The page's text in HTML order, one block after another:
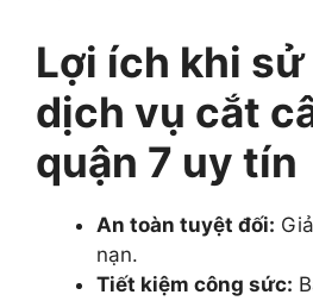
Lợi ích khi
dịch vụ cắt
quận 7 uy tín
An toàn tuyệt đối:
nạn.
Tiết kiệm công sức: